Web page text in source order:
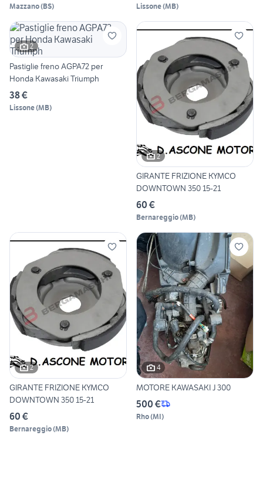
Mazzano(BS) Lissone(MB)
2
Pastiglie freno AGPA72 per
Honda Kawasaki Triumph
38 €
Lissone(MB)
2
GIRANTE FRIZIONE KYMCO
DOWNTOWN 350 15-21
60 €
Bernareggio(MB)
2
GIRANTE FRIZIONE KYMCO
DOWNTOWN 350 15-21
60 €
Bernareggio(MB)
4
MOTORE KAWASAKI J 300
500 €
Rho(MI)